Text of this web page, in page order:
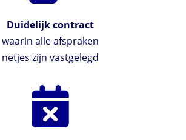
Duidelijk contract
waarin alle afspraken
netjes zijn vastgelegd